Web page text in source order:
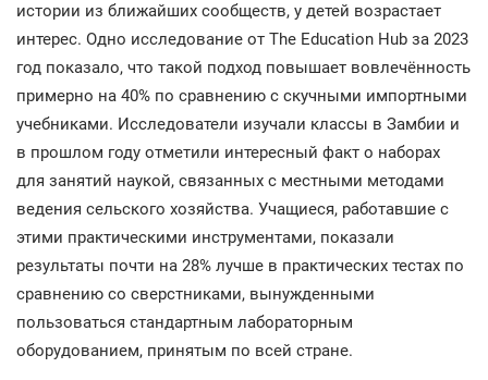
истории из ближайших сообществ, у детей возрастает
интерес. Одно исследование от The Education Hub за 2023
год показало, что такой подход повышает вовлечённость
примерно на 40% по сравнению с скучными импортными
учебниками. Исследователи изучали классы в Замбии и
в прошлом году отметили интересный факт о наборах
для занятий наукой, связанных с местными методами
ведения сельского хозяйства. Учащиеся, работавшие с
этими практическими инструментами, показали
результаты почти на 28% лучше в практических тестах по
сравнению со сверстниками, вынужденными
пользоваться стандартным лабораторным
оборудованием, принятым по всей стране.